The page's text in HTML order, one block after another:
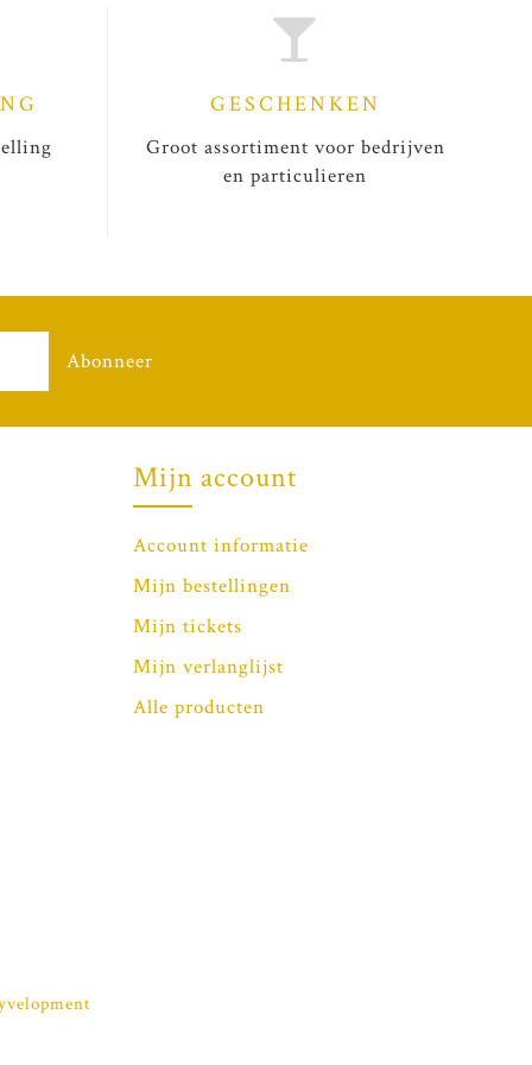
GESCHENKEN
Groot assortiment voor bedrijven
en particulieren
Abonneer
Mijn account
Account informatie
Mijn bestellingen
Mijn tickets
Mijn verlanglijst
Alle producten